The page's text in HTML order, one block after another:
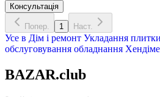
Консультація
Попер. 1 Наст.
Усе в Дім і ремонт Укладання
обслуговування обладнання
BAZAR.club